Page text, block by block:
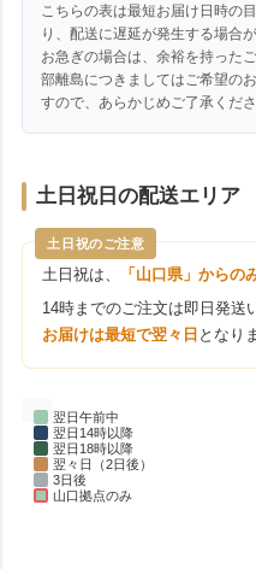
こちらの表は最短お届け日時の
り、配送に遅延が発生する場合
お急ぎの場合は、余裕を持った
部離島につきましてはご希望の
すので、あらかじめご了承くださ
土日祝日の配送エリア
土日祝のご注意
土日祝は、 「山口県」からの
14時までのご注文は即日発送
お届けは最短で翌々日 となり
翌日午前中
翌日14時以降
翌日18時以降
翌々日（2日後）
3日後
山口拠点のみ